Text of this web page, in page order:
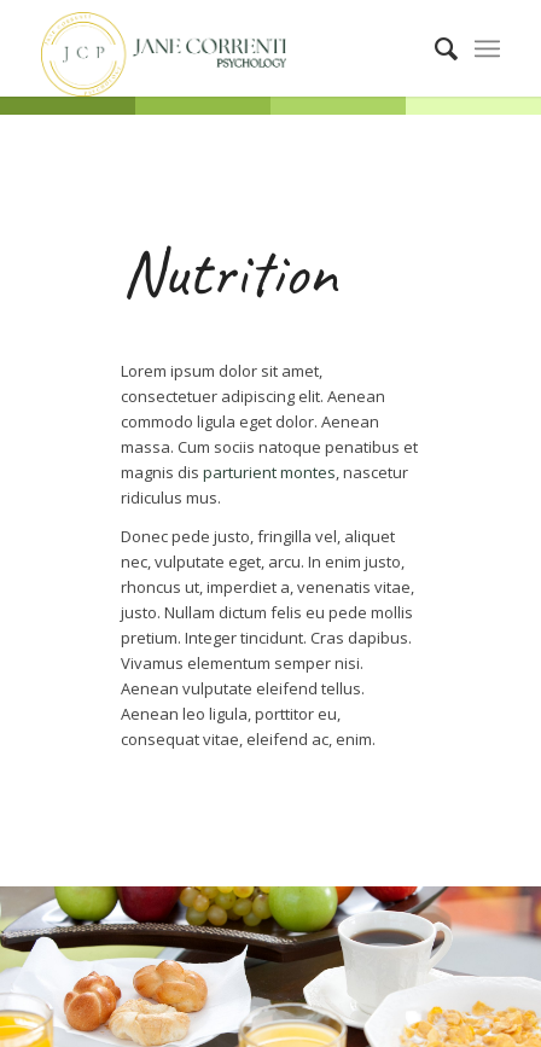
Nutrition
Lorem ipsum dolor sit amet,
consectetuer adipiscing elit. Aenean
commodo ligula eget dolor. Aenean
massa. Cum sociis natoque penatibus et
magnis dis parturient montes, nascetur
ridiculus mus.
Donec pede justo, fringilla vel, aliquet
nec, vulputate eget, arcu. In enim justo,
rhoncus ut, imperdiet a, venenatis vitae,
justo. Nullam dictum felis eu pede mollis
pretium. Integer tincidunt. Cras dapibus.
Vivamus elementum semper nisi.
Aenean vulputate eleifend tellus.
Aenean leo ligula, porttitor eu,
consequat vitae, eleifend ac, enim.